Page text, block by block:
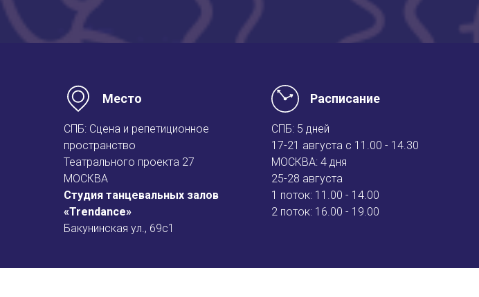
Место
СПБ: Сцена и репетиционное
пространство
Театрального проекта 27
МОСКВА
Студия танцевальных залов
«Trendance»
Бакунинская ул., 69с1
Расписание
СПБ: 5 дней
17-21 августа с 11.00 - 14.30
МОСКВА: 4 дня
25-28 августа
1 поток: 11.00 - 14.00
2 поток: 16.00 - 19.00